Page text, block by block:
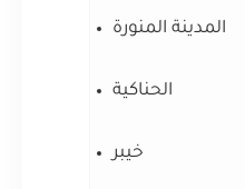
المدينة المنورة
الحناكية
خيبر